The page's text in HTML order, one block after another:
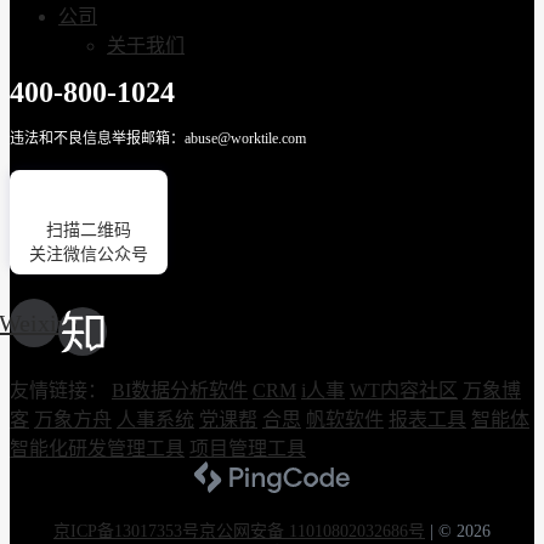
公司
关于我们
400-800-1024
违法和不良信息举报邮箱：abuse@worktile.com
扫描二维码
关注微信公众号
Weixin
友情链接： BI数据分析软件 CRM i人事 WT内容社区 万象博
客 万象方舟 人事系统 党课帮 合思 帆软软件 报表工具 智能体
智能化研发管理工具 项目管理工具
京ICP备13017353号京公网安备 11010802032686号
© 2026